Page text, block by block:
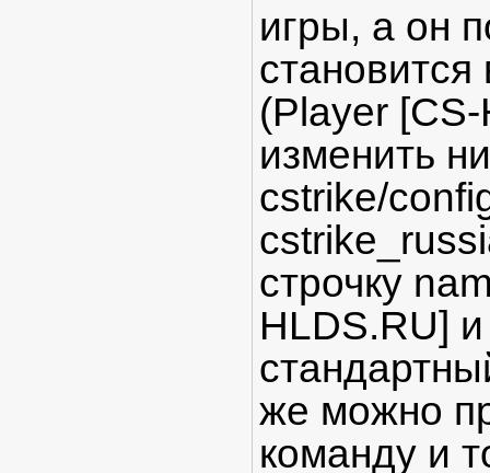
игры, а он
(Player
изменить
cstrike/
строчку
HLDS.RU]
же можно
команду и